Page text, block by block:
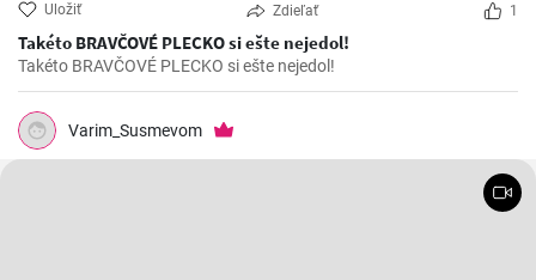
Uložiť Zdieľať 1
Takéto BRAVČOVÉ PLECKO si ešte nejedol!
Takéto BRAVČOVÉ PLECKO si ešte nejedol!
Varim_Susmevom